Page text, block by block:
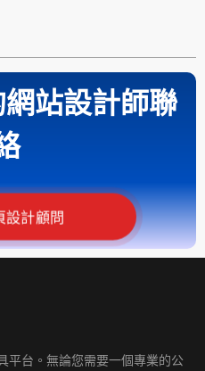
站設計師聯
設計顧問
平台。無論您需要一個專業的公